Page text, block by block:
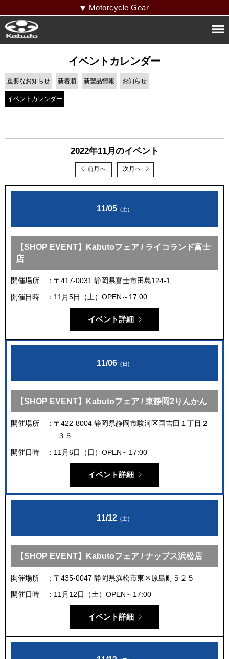
Motorcycle Gear
イベントカレンダー
重要なお知らせ 新着順 新製品情報 お知らせ
イベントカレンダー
2022年11月のイベント
前月へ 次月へ
11/05 （土）
【SHOP EVENT】Kabutoフェア / ライコランド富士
店
開催場所
〒417-0031 静岡県富士市田島124-1
開催日時
11月5日（土）OPEN～17:00
イベント詳細
11/06 （日）
【SHOP EVENT】Kabutoフェア / 東静岡2りんかん
開催場所
〒422-8004 静岡県静岡市駿河区国吉田１丁目２
−３５
開催日時
11月6日（日）OPEN～17:00
イベント詳細
11/12 （土）
【SHOP EVENT】Kabutoフェア / ナップス浜松店
開催場所
〒435-0047 静岡県浜松市東区原島町５２５
開催日時
11月12日（土）OPEN～17:00
イベント詳細